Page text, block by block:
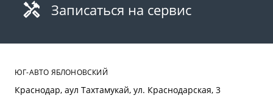
Записаться на сервис
ЮГ-АВТО ЯБЛОНОВСКИЙ
Краснодар, аул Тахтамукай, ул. Краснодарская, 3